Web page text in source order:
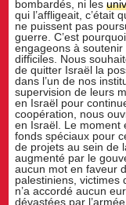
bombardés, ni les
qui l’affligeait, c’était
ne puissent pas
guerre. C’est
engageons à
difficiles. Nous
de quitter Israël la
dans l’un de nos
supervision de leurs
en Israël pour
coopération, nous
en Israël. Le moment
fonds spéciaux pour
de projets au sein de
augmenté par le
aucun mot en faveur
palestiniens, victimes
n’a accordé aucun
dévastées par